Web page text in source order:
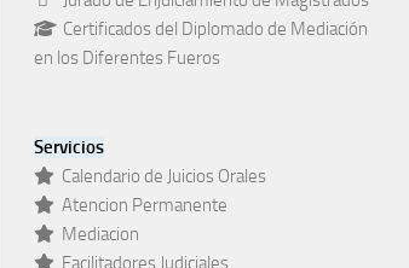
Certificados del Diplomado de Mediación
en los Diferentes Fueros
Servicios
Calendario de Juicios Orales
Atencion Permanente
Mediacion
Facilitadores Judiciales